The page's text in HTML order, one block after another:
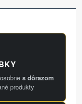
s dôrazom
produkty